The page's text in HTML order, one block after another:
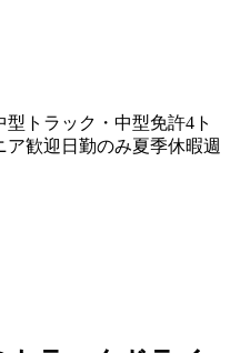
型トラック・中型免許4ト
ア歓迎 日勤のみ夏季休暇週